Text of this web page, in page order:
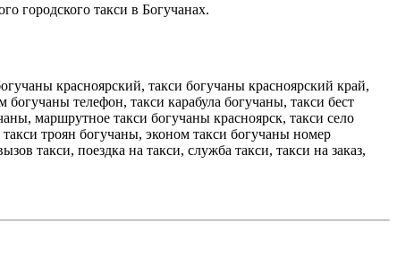
городского такси в Богучанах.
красноярский, такси богучаны красноярский край,
телефон, такси карабула богучаны, такси бест
маршрутное такси богучаны красноярск, такси село
троян богучаны, эконом такси богучаны номер
такси, поездка на такси, служба такси, такси на заказ,